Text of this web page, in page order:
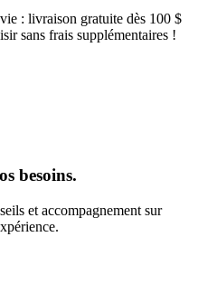
: livraison gratuite dès 100 $
sans frais supplémentaires !
besoins.
et accompagnement sur